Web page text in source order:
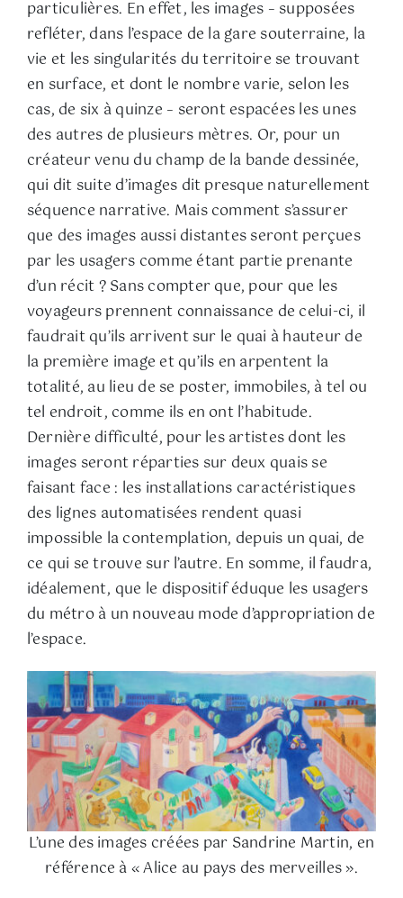
particulières. En effet, les images – supposées
refléter, dans l’espace de la gare souterraine, la
vie et les singularités du territoire se trouvant
en surface, et dont le nombre varie, selon les
cas, de six à quinze – seront espacées les unes
des autres de plusieurs mètres. Or, pour un
créateur venu du champ de la bande dessinée,
qui dit suite d’images dit presque naturellement
séquence narrative. Mais comment s’assurer
que des images aussi distantes seront perçues
par les usagers comme étant partie prenante
d’un récit ? Sans compter que, pour que les
voyageurs prennent connaissance de celui-ci, il
faudrait qu’ils arrivent sur le quai à hauteur de
la première image et qu’ils en arpentent la
totalité, au lieu de se poster, immobiles, à tel ou
tel endroit, comme ils en ont l’habitude.
Dernière difficulté, pour les artistes dont les
images seront réparties sur deux quais se
faisant face : les installations caractéristiques
des lignes automatisées rendent quasi
impossible la contemplation, depuis un quai, de
ce qui se trouve sur l’autre. En somme, il faudra,
idéalement, que le dispositif éduque les usagers
du métro à un nouveau mode d’appropriation de
l’espace.
L’une des images créées par Sandrine Martin, en
référence à « Alice au pays des merveilles ».